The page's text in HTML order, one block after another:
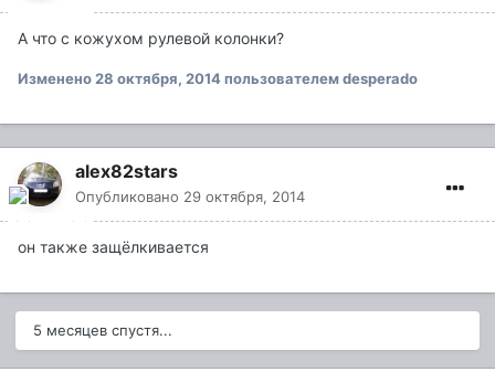
А что с кожухом рулевой колонки?
Изменено 28 октября, 2014пользователем desperado
alex82stars
Опубликовано 29 октября, 2014
он также защёлкивается
5 месяцев спустя...